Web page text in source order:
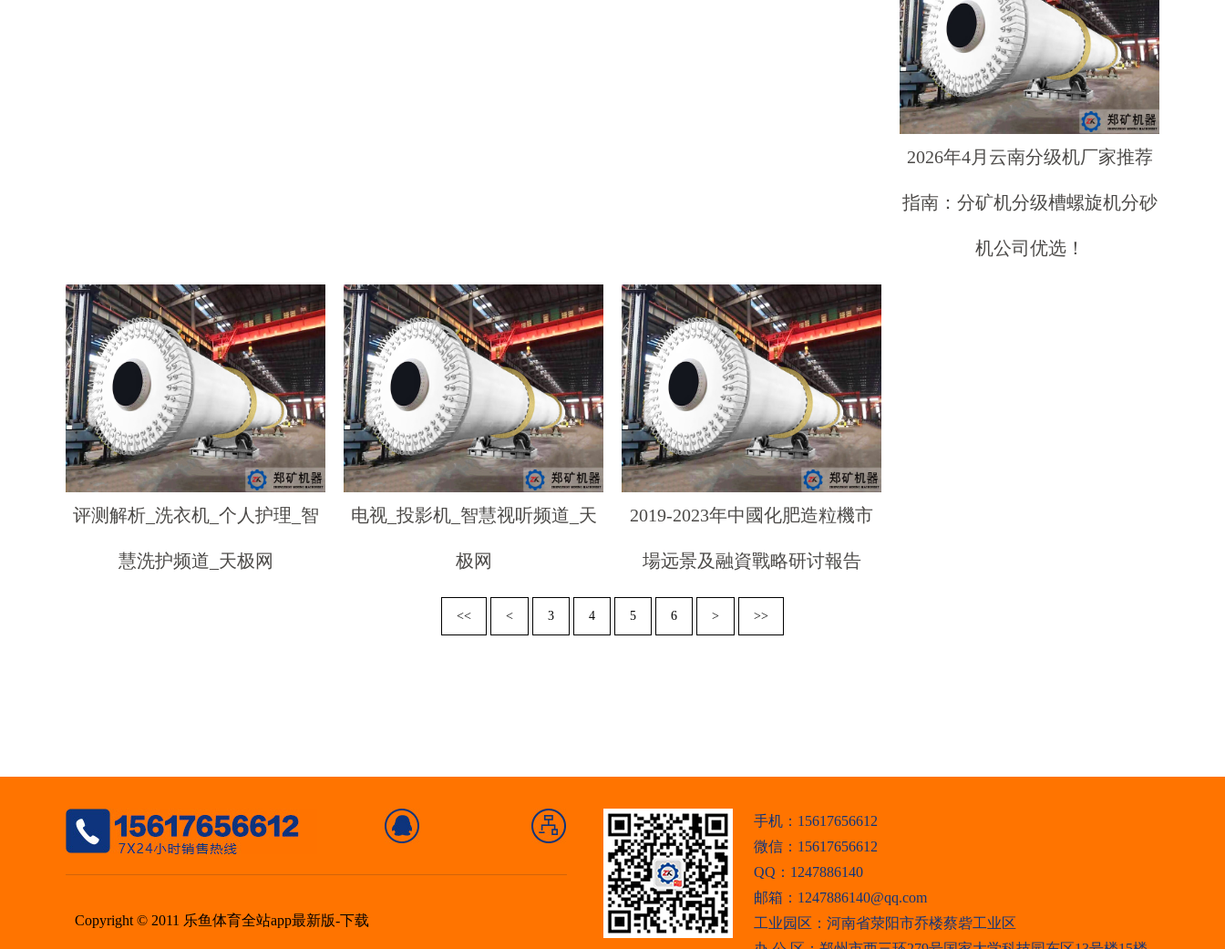
2026年4月云南分级机厂家推荐
指南：分矿机分级槽螺旋机分砂
机公司优选！
评测解析_洗衣机_个人护理_智
慧洗护频道_天极网
电视_投影机_智慧视听频道_天
极网
2019-2023年中國化肥造粒機市
場远景及融資戰略研讨報告
<< < 3 4 5 6 > >>
Copyright © 2011 乐鱼体育全站app最新版-下载
手机：15617656612
微信： 15617656612
QQ：1247886140
邮箱：1247886140@qq.com
工业园区： 河南省荥阳市乔楼蔡砦工业区